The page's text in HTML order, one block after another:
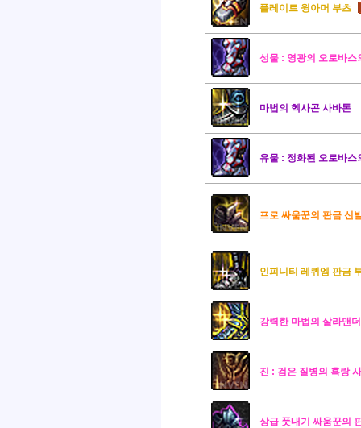
플레이트 윙아머 부츠
성물 : 영광의 오로바스
마법의 헥사곤 사바톤
유물 : 정화된 오로바스
프로 싸움꾼의 판금 신
인피니티 레퀴엠 판금
강력한 마법의 살라맨
진 : 검은 질병의 흑랑
상급 풋내기 싸움꾼의